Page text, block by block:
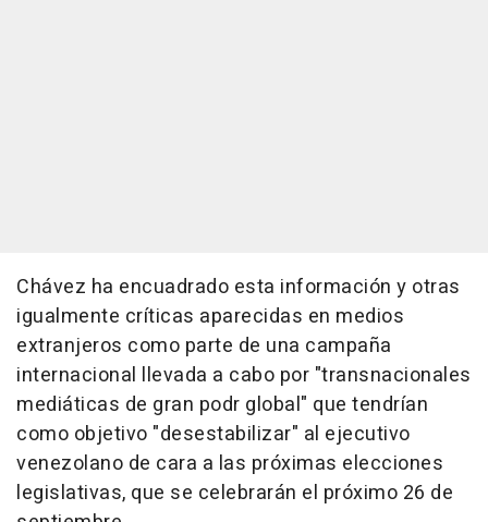
Chávez ha encuadrado esta información y otras
igualmente críticas aparecidas en medios
extranjeros como parte de una campaña
internacional llevada a cabo por "transnacionales
mediáticas de gran podr global" que tendrían
como objetivo "desestabilizar" al ejecutivo
venezolano de cara a las próximas elecciones
legislativas, que se celebrarán el próximo 26 de